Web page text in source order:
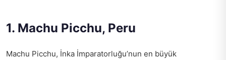
1. Machu Picchu, Peru
Machu Picchu, İnka İmparatorluğu’nun en büyük